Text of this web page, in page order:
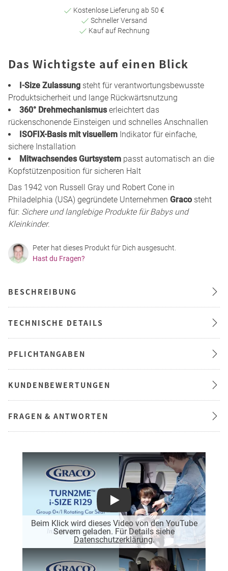
Kostenlose Lieferung ab 50 €
Schneller Versand
Kauf auf Rechnung
Das Wichtigste auf einen Blick
I-Size Zulassung steht für verantwortungsbewusste
Produktsicherheit und lange Rückwärtsnutzung
360° Drehmechanismuserleichtert das
rückenschonende Einsteigen und schnelles Anschnallen
ISOFIX-Basis mit visuellem Indikator für einfache,
sichere Installation
Mitwachsendes Gurtsystem passt automatisch an die
Kopfstützenposition für sicheren Halt
Das 1942 von Russell Gray und Robert Cone in
Philadelphia (USA) gegründete Unternehmen Graco steht
für: Sichere und langlebige Produkte für Babys und
Kleinkinder.
Peter hat dieses Produkt für Dich ausgesucht.
Hast du Fragen?
BESCHREIBUNG
TECHNISCHE DETAILS
PFLICHTANGABEN
KUNDENBEWERTUNGEN
FRAGEN & ANTWORTEN
Beim Klick wird dieses Video von den YouTube
Servern geladen. Für Details siehe
Datenschutzerklärung.
Play